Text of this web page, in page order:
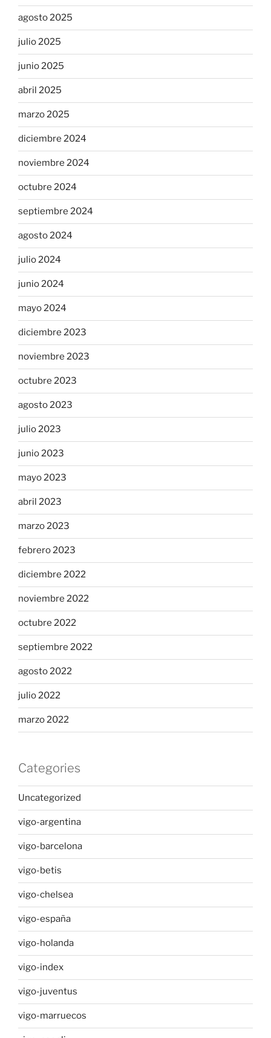
agosto 2025
julio 2025
junio 2025
abril 2025
marzo 2025
diciembre 2024
noviembre 2024
octubre 2024
septiembre 2024
agosto 2024
julio 2024
junio 2024
mayo 2024
diciembre 2023
noviembre 2023
octubre 2023
agosto 2023
julio 2023
junio 2023
mayo 2023
abril 2023
marzo 2023
febrero 2023
diciembre 2022
noviembre 2022
octubre 2022
septiembre 2022
agosto 2022
julio 2022
marzo 2022
Categories
Uncategorized
vigo-argentina
vigo-barcelona
vigo-betis
vigo-chelsea
vigo-españa
vigo-holanda
vigo-index
vigo-juventus
vigo-marruecos